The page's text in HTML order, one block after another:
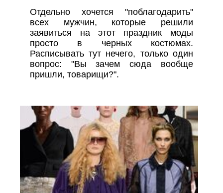
Отдельно хочется "поблагодарить"
всех мужчин, которые решили
заявиться на этот праздник моды
просто в черных костюмах.
Расписывать тут нечего, только один
вопрос: "Вы зачем сюда вообще
пришли, товарищи?".